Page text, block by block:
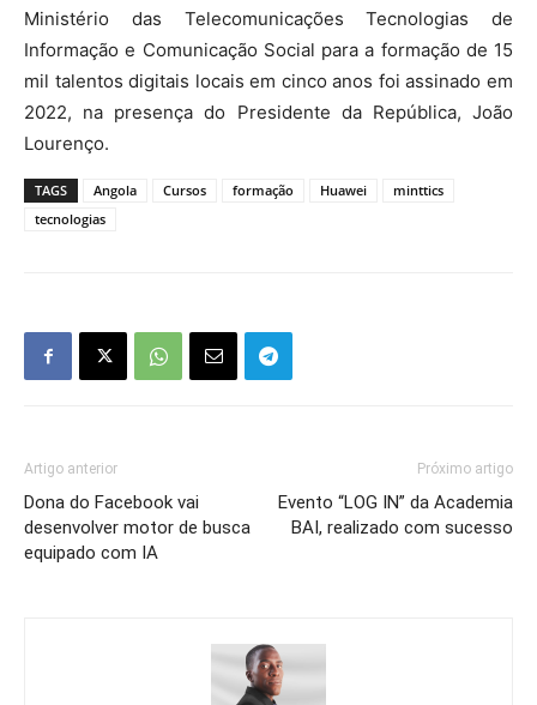
Ministério das Telecomunicações Tecnologias de
Informação e Comunicação Social para a formação de 15
mil talentos digitais locais em cinco anos foi assinado em
2022, na presença do Presidente da República, João
Lourenço.
TAGS Angola Cursos formação Huawei
minttics
tecnologias
Artigo anterior
Dona do Facebook vai
desenvolver motor de busca
equipado com IA
Próximo artigo
Evento “LOG IN” da Academia
BAI, realizado com sucesso